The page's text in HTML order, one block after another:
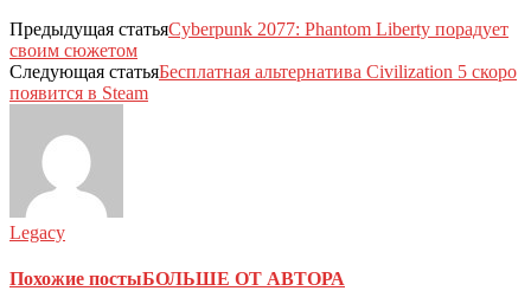
Предыдущая статьяCyberpunk 2077: Phantom Liberty порадует
своим сюжетом
Следующая статьяБесплатная альтернатива Civilization 5 скоро
появится в Steam
Legacy
Похожие постыБОЛЬШЕ ОТ АВТОРА